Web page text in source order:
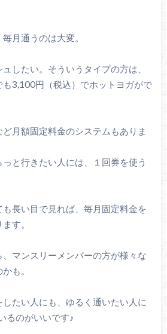
月通うのは大変。
したい。そういうタイプの方は、
も3,100円（税込）でホットヨガがで
月額固定料金のシステムもありま
と行きたい人には、１回券を使う
も長い目で見れば、毎月固定料金を
す。
、マンスリーメンバーの方が様々な
も。
たい人にも、ゆるく通いたい人に
るのがいいです♪